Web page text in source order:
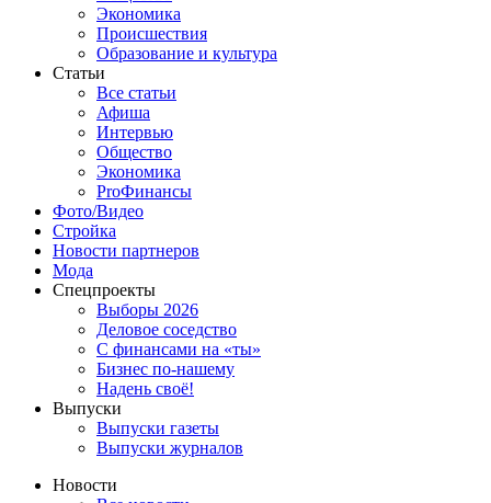
Экономика
Происшествия
Образование и культура
Статьи
Все статьи
Афиша
Интервью
Общество
Экономика
ProФинансы
Фото/Видео
Стройка
Новости партнеров
Мода
Спецпроекты
Выборы 2026
Деловое соседство
С финансами на «ты»
Бизнес по-нашему
Надень своё!
Выпуски
Выпуски газеты
Выпуски журналов
Новости